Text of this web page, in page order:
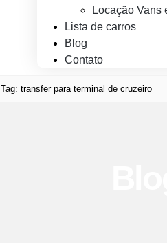
Locação Vans
Lista de carros
Blog
Contato
Tag: transfer para terminal de cruzeiro